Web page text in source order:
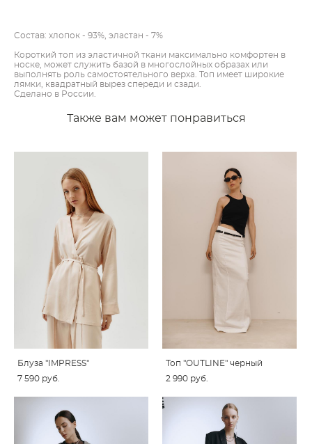
Состав: хлопок - 93%, эластан - 7%
Короткий топ из эластичной ткани максимально комфортен в
носке, может служить базой в многослойных образах или
выполнять роль самостоятельного верха. Топ имеет широкие
лямки, квадратный вырез спереди и сзади.
Сделано в России.
Также вам может понравиться
Блуза "IMPRESS"
7 590 pуб.
Топ "OUTLINE" черный
2 990 pуб.